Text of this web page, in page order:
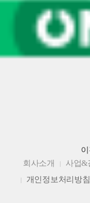
회사소개
사업&
개인정보처리방침